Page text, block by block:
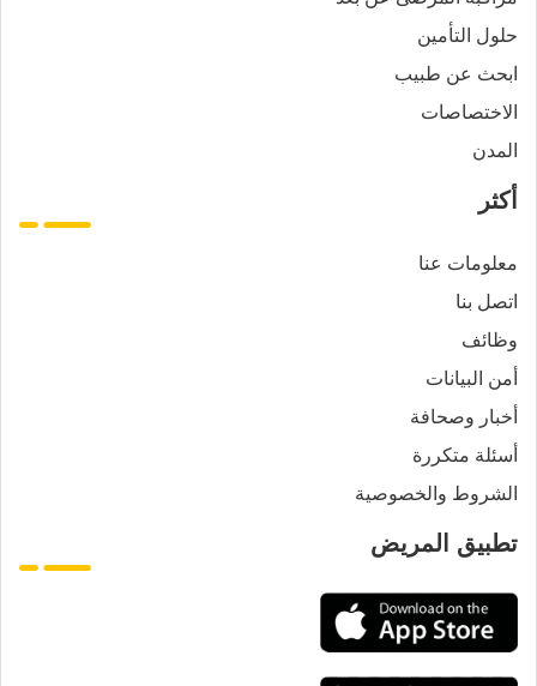
حلول التأمين
ابحث عن طبيب
الاختصاصات
المدن
أكثر
معلومات عنا
اتصل بنا
وظائف
أمن البيانات
أخبار وصحافة
أسئلة متكررة
الشروط والخصوصية
تطبيق المريض